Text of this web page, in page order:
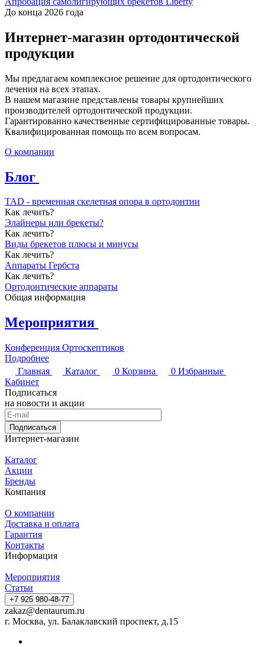
До конца 2026 года
Интернет-магазин ортодонтической
продукции
Мы предлагаем комплексное решение для ортодонтического
лечения на всех этапах.
В нашем магазине представлены товары крупнейших
производителей ортодонтической продукции.
Гарантированно качественные сертифицированные товары.
Квалифицированная помощь по всем вопросам.
О компании
Блог
TAD - временная скелетная опора в ортодонтии
Как лечить?
Элайнеры или брекеты?
Как лечить?
Виды брекетов плюсы и минусы
Как лечить?
Аппараты Гербста
Как лечить?
Ортодонтические аппараты
Общая информация
Мероприятия
Конференция Ортоскептиков
Подробнее
Главная
Каталог 0 Корзина 0 Избранные
Кабинет
Подписаться
на новости и акции
Подписаться
Интернет-магазин
Каталог
Акции
Бренды
Компания
О компании
Доставка и оплата
Гарантия
Контакты
Информация
Мероприятия
Статьи
+7 925 980-48-77
zakaz@dentaurum.ru
г. Москва, ул. Балаклавский проспект, д.15